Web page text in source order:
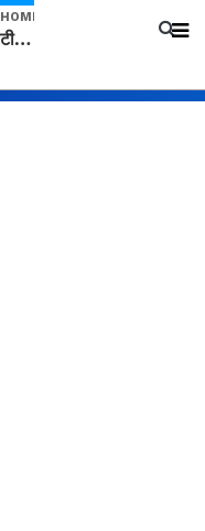
HOME
टीम बीकेई ने एग्रीकल्चर ग्रेड की यूरिया खाद गट्टों में बदलकर टेक्निकल ग्रेड में बेचने वालों पर करवाई कार्रवाई: लखविंदर सिंह औलख